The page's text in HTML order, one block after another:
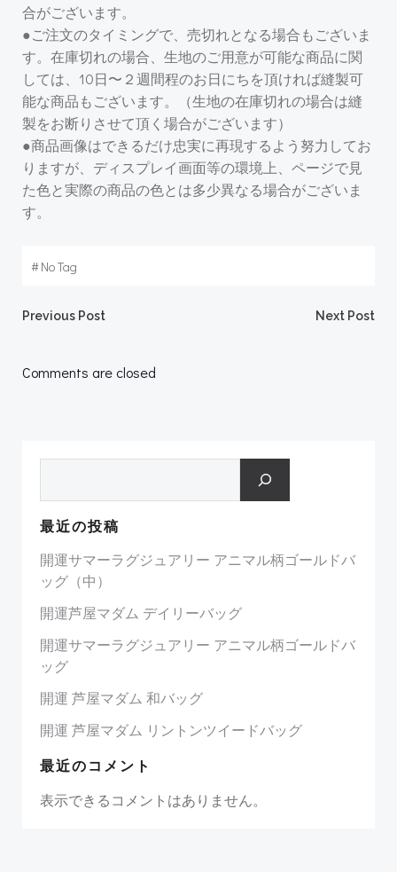
合がございます。
●ご注文のタイミングで、売切れとなる場合もございま
す。在庫切れの場合、生地のご用意が可能な商品に関
しては、10日〜２週間程のお日にちを頂ければ縫製可
能な商品もございます。（生地の在庫切れの場合は縫
製をお断りさせて頂く場合がございます）
●商品画像はできるだけ忠実に再現するよう努力してお
りますが、ディスプレイ画面等の環境上、ページで見
た色と実際の商品の色とは多少異なる場合がございま
す。
#No Tag
Post
navigation
Previous Post Next Post
Comments are closed
最近の投稿
開運サマーラグジュアリー アニマル柄ゴールドバ
ッグ（中）
開運芦屋マダム デイリーバッグ
開運サマーラグジュアリー アニマル柄ゴールドバ
ッグ
開運 芦屋マダム 和バッグ
開運 芦屋マダム リントンツイードバッグ
最近のコメント
表示できるコメントはありません。